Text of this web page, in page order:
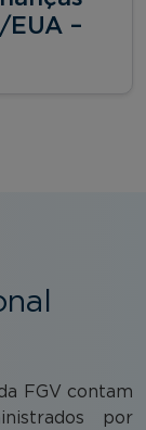
–
FGV contam
por